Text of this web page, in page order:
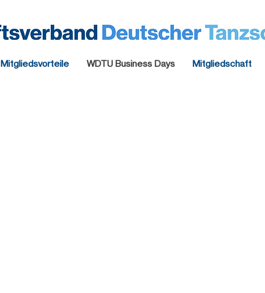
Mitgliedsvorteile WDTU Business Days Mitgliedschaft